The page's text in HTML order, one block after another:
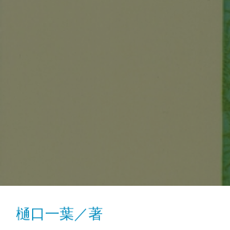
樋口一葉／著